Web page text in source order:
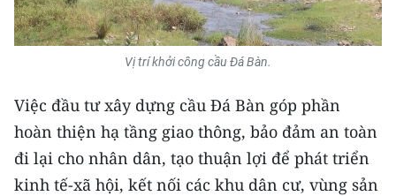
РУССКИЙ
한국어
Vị trí khởi công cầu Đá Bàn.
Việc đầu tư xây dựng cầu Đá Bàn góp phần
hoàn thiện hạ tầng giao thông, bảo đảm an toàn
đi lại cho nhân dân, tạo thuận lợi để phát triển
kinh tế-xã hội, kết nối các khu dân cư, vùng sản